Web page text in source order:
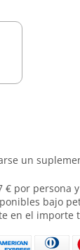
un
€ por
bajo
en el